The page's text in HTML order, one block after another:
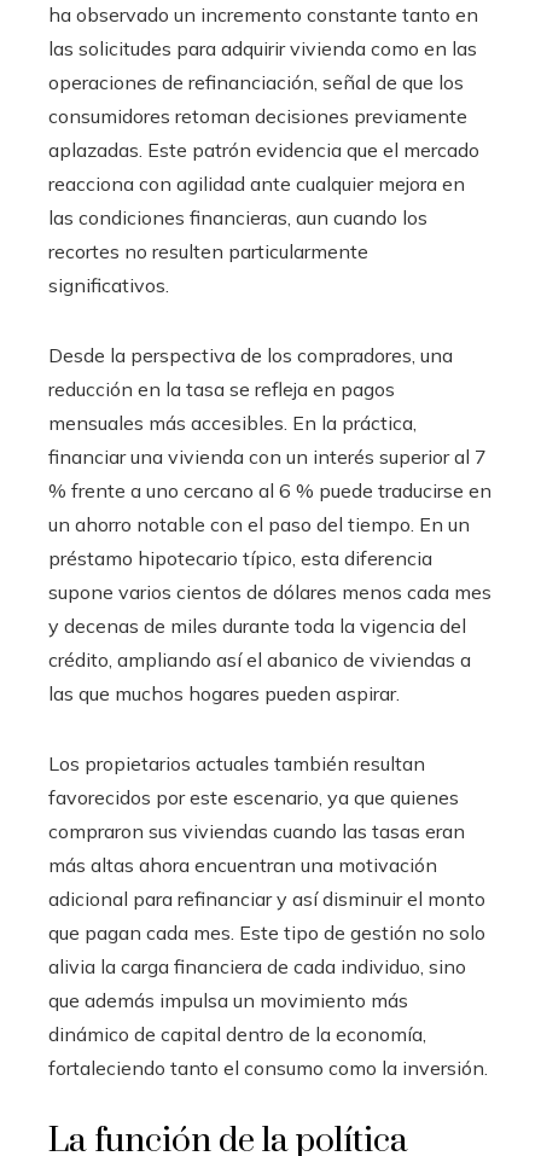
ha observado un incremento constante tanto en
las solicitudes para adquirir vivienda como en las
operaciones de refinanciación, señal de que los
consumidores retoman decisiones previamente
aplazadas. Este patrón evidencia que el mercado
reacciona con agilidad ante cualquier mejora en
las condiciones financieras, aun cuando los
recortes no resulten particularmente
significativos.
Desde la perspectiva de los compradores, una
reducción en la tasa se refleja en pagos
mensuales más accesibles. En la práctica,
financiar una vivienda con un interés superior al 7
% frente a uno cercano al 6 % puede traducirse en
un ahorro notable con el paso del tiempo. En un
préstamo hipotecario típico, esta diferencia
supone varios cientos de dólares menos cada mes
y decenas de miles durante toda la vigencia del
crédito, ampliando así el abanico de viviendas a
las que muchos hogares pueden aspirar.
Los propietarios actuales también resultan
favorecidos por este escenario, ya que quienes
compraron sus viviendas cuando las tasas eran
más altas ahora encuentran una motivación
adicional para refinanciar y así disminuir el monto
que pagan cada mes. Este tipo de gestión no solo
alivia la carga financiera de cada individuo, sino
que además impulsa un movimiento más
dinámico de capital dentro de la economía,
fortaleciendo tanto el consumo como la inversión.
La función de la política